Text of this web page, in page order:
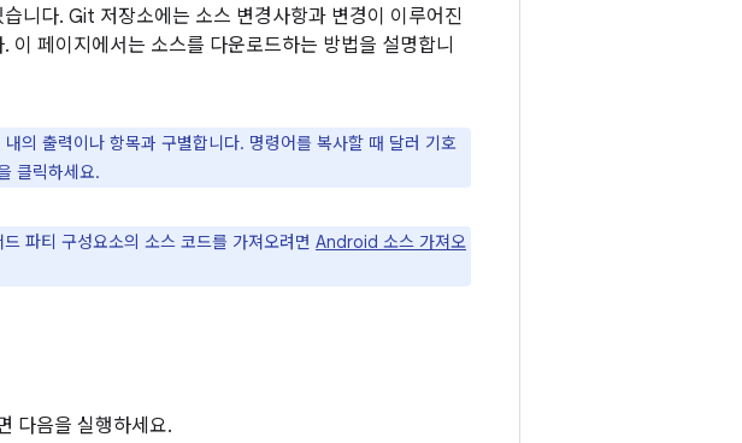
니다. Git 저장소에는 소스 변경사항과 변경이 이루어진
페이지에서는 소스를 다운로드하는 방법을 설명합니
의 출력이나 항목과 구별합니다. 명령어를 복사할 때 달러 기호
클릭하세요.
파티 구성요소의 소스 코드를 가져오려면 Android 소스 가져오
다음을 실행하세요.